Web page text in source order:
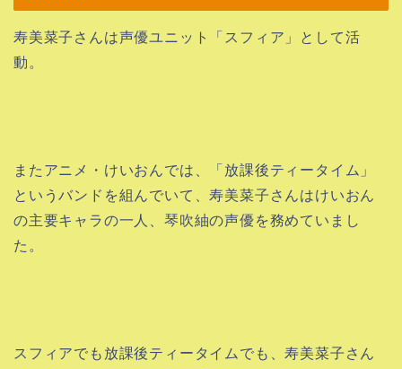
寿美菜子さんは声優ユニット「スフィア」として活
動。
またアニメ・けいおんでは、「放課後ティータイム」
というバンドを組んでいて、寿美菜子さんはけいおん
の主要キャラの一人、琴吹紬の声優を務めていまし
た。
スフィアでも放課後ティータイムでも、寿美菜子さん